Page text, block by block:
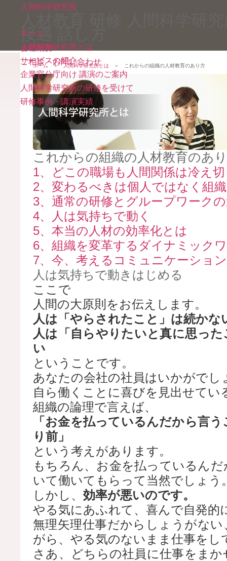
人間科学研究所
接遇 話し方
会社概要
ご相談・お問い合わせ
ホーム
人間科学研究所とは
サービスの紹介
企業官公庁向け 講演のご案内
人間科学研究所の研修を受けて
研修事例・講演実績
ホーム ＞人間科学研究所とは ＞ これからの組織の人材教育のあり方
これからの組織の人材教育のあ
1、どこの職場も人間関係は冷え
2、変わるべきは個人ではなく組織
3、通常の研修とグループワーク
4、人は気持ちで動く
5、本当の人材の効率化とは
6、組織を変革するダイナミック
7、今、考えるコミュニケーショ
人は気持ちで動きはじめる
ここで
人間の大原則をお伝えします。
人は「やらされたこと」は続かな
人は「自らやりたいと真に思っ
い
ということです。
あなたの会社の社員はいかがでし
自ら働くことに喜びを見出せてい
組織の論理で言えば、
「お金を払っているんだから言
り前」
という考えがあります。
もちろん、お金を払っているん
いて働いてもらって当然でしょう
しかし、 効率が悪いのです。
やる気にあふれて、喜んで自発的
無理矢理仕事だからしょうがな
がら、やる気のないまま仕事をし
さあ、どちらの社員に仕事をま